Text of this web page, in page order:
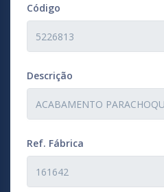
Código
Descrição
Ref. Fábrica